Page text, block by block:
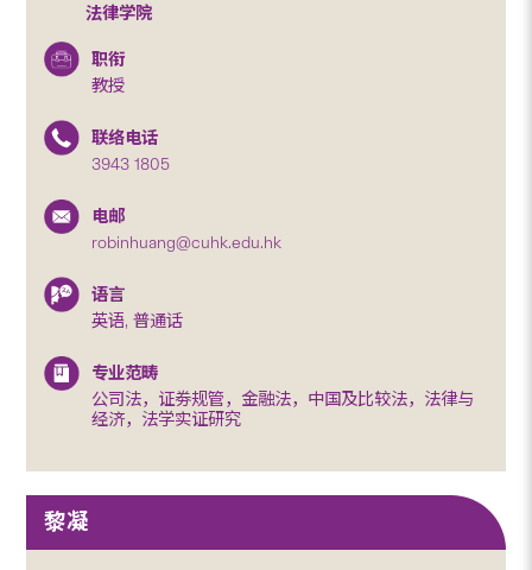
法律学院
职衔
教授
联络电话
3943 1805
电邮
robinhuang@cuhk.edu.hk
语言
英语, 普通话
专业范畴
公司法，证劵规管，金融法，中国及比较法，法律与
经济，法学实证研究
黎凝